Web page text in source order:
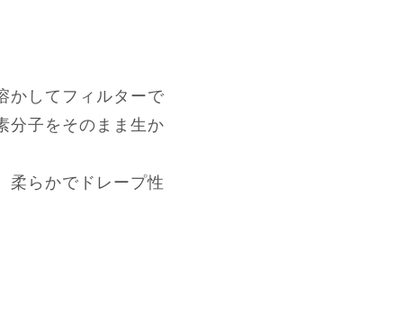
かしてフィルターで
分子をそのまま生か
柔らかでドレープ性